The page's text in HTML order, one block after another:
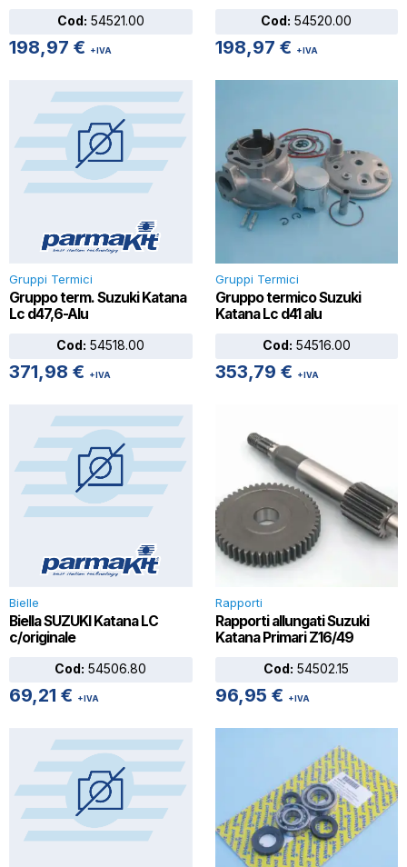
Cod: 54521.00
198,97 € +IVA
Cod: 54520.00
198,97 € +IVA
Gruppi Termici
Gruppo term. Suzuki Katana
Lc d47,6-Alu
Cod: 54518.00
371,98 € +IVA
Gruppi Termici
Gruppo termico Suzuki
Katana Lc d41 alu
Cod: 54516.00
353,79 € +IVA
Bielle
Biella SUZUKI Katana LC
c/originale
Cod: 54506.80
69,21 € +IVA
Rapporti
Rapporti allungati Suzuki
Katana Primari Z16/49
Cod: 54502.15
96,95 € +IVA